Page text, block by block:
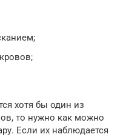
хотя бы один из
то нужно как можно
Если их наблюдается